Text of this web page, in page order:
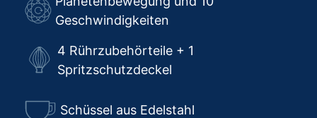
Geschwindigkeiten
4 Rührzubehörteile + 1
Spritzschutzdeckel
Schüssel aus Edelstahl